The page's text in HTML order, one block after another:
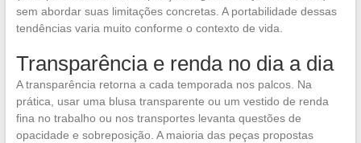
sem abordar suas limitações concretas. A portabilidade dessas
tendências varia muito conforme o contexto de vida.
Transparência e renda no dia a dia
A transparência retorna a cada temporada nos palcos. Na
prática, usar uma blusa transparente ou um vestido de renda
fina no trabalho ou nos transportes levanta questões de
opacidade e sobreposição. A maioria das peças propostas